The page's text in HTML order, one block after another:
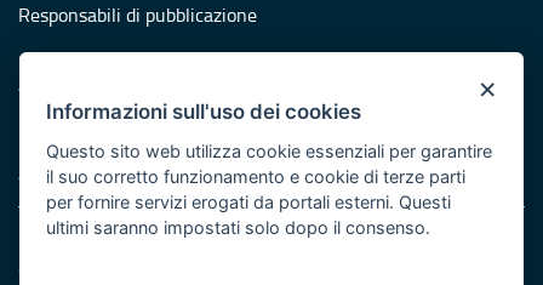
Responsabili di pubblicazione
Protezione civile
Vai al sito di Protezione Civile Puglia
Iniziativa finanziata con risorse del POR Puglia 2014/2020 -
Asse XI
Note legali
Cookie e privacy
×
Informazioni sull'uso dei cookies
Questo sito web utilizza cookie essenziali per garantire
il suo corretto funzionamento e cookie di terze parti
per fornire servizi erogati da portali esterni. Questi
ultimi saranno impostati solo dopo il consenso.